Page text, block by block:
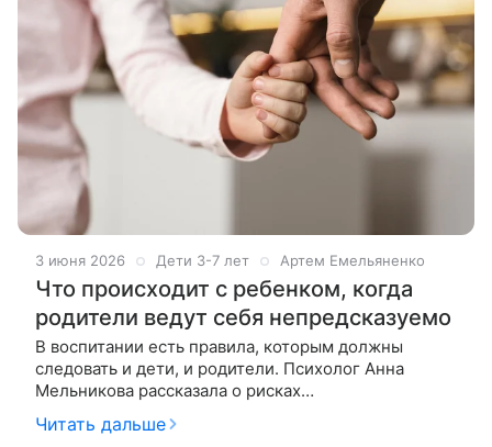
3 июня 2026 Дети 3-7 лет Артем Емельяненко
Что происходит с ребенком, когда
родители ведут себя непредсказуемо
В воспитании есть правила, которым должны
следовать и дети, и родители. Психолог Анна
Мельникова рассказала о рисках
неконтролируемого стресса и
способах, позволяющих его избежать.
Читать дальше